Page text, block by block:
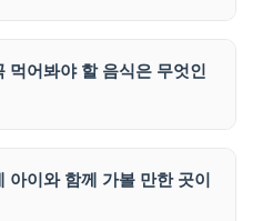
먹어봐야 할 음식은 무엇인
아이와 함께 가볼 만한 곳이